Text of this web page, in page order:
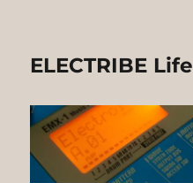
ELECTRIBE Life